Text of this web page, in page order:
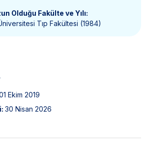
Olduğu Fakülte ve Yılı:
Tıp Fakültesi (1984)
Ekim 2019
30 Nisan 2026